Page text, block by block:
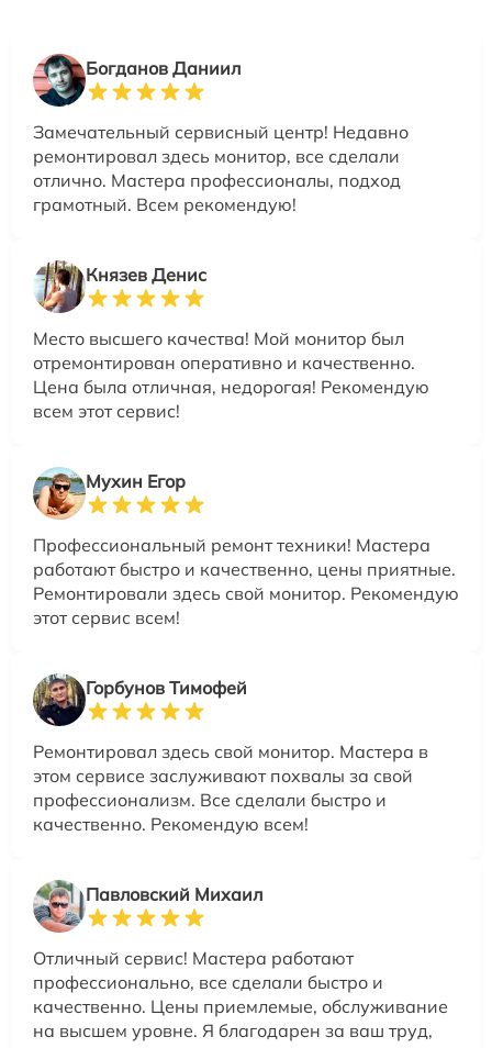
Богданов Даниил
Замечательный сервисный центр! Недавно
ремонтировал здесь монитор, все сделали
отлично. Мастера профессионалы, подход
грамотный. Всем рекомендую!
Князев Денис
Место высшего качества! Мой монитор был
отремонтирован оперативно и качественно.
Цена была отличная, недорогая! Рекомендую
всем этот сервис!
Мухин Егор
Профессиональный ремонт техники! Мастера
работают быстро и качественно, цены приятные.
Ремонтировали здесь свой монитор. Рекомендую
этот сервис всем!
Горбунов Тимофей
Ремонтировал здесь свой монитор. Мастера в
этом сервисе заслуживают похвалы за свой
профессионализм. Все сделали быстро и
качественно. Рекомендую всем!
Павловский Михаил
Отличный сервис! Мастера работают
профессионально, все сделали быстро и
качественно. Цены приемлемые, обслуживание
на высшем уровне. Я благодарен за ваш труд,